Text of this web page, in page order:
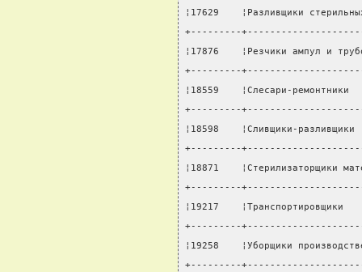
¦17629    ¦Разливщики
+---------
¦17876    ¦Резчики
+---------
¦18559    ¦Слесари-
+---------
¦18598    ¦Сливщики-
+---------
¦18871    ¦Стерилизаторщики
+---------
¦19217
+---------
¦19258    ¦Уборщики
+---------